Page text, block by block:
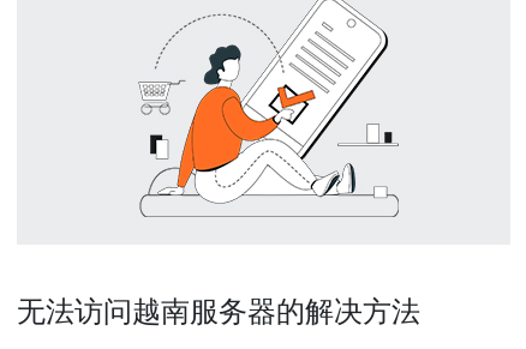
无法访问越南服务器的解决方法